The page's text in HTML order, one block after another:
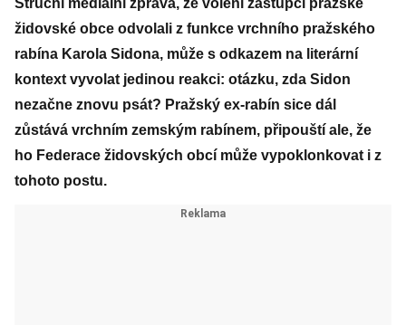
Struční mediální zpráva, že volení zástupci pražské
židovské obce odvolali z funkce vrchního pražského
rabína Karola Sidona, může s odkazem na literární
kontext vyvolat jedinou reakci: otázku, zda Sidon
nezačne znovu psát? Pražský ex-rabín sice dál
zůstává vrchním zemským rabínem, připouští ale, že
ho Federace židovských obcí může vypoklonkovat i z
tohoto postu.